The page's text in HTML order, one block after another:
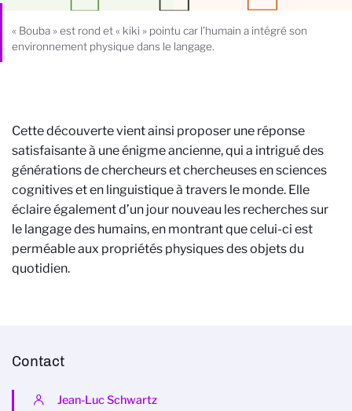
« Bouba » est rond et « kiki » pointu car l’humain a intégré son
environnement physique dans le langage.
Cette découverte vient ainsi proposer une réponse
satisfaisante à une énigme ancienne, qui a intrigué des
générations de chercheurs et chercheuses en sciences
cognitives et en linguistique à travers le monde. Elle
éclaire également d’un jour nouveau les recherches sur
le langage des humains, en montrant que celui-ci est
perméable aux propriétés physiques des objets du
quotidien.
Contact
Jean-Luc Schwartz